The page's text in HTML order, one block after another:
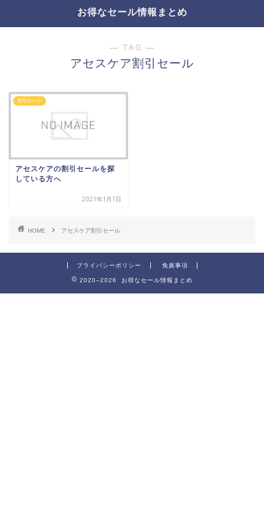
お得なセール情報まとめ
― TAG ―
アセスケア割引セール
割引セール
アセスケアの割引セールを探
している方へ
2021年1月1日
HOME アセスケア割引セール
プライバシーポリシー 免責事項
2020–2026 お得なセール情報まとめ